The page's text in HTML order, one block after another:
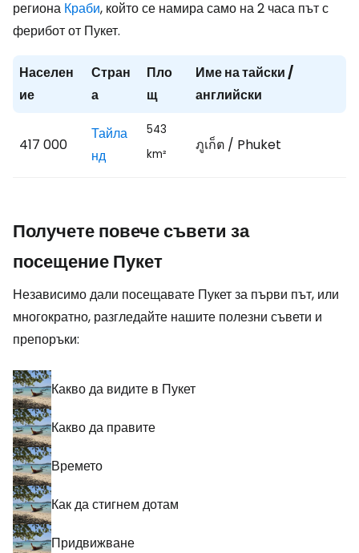
региона Краби, който се намира само на 2 часа път с
ферибот от Пукет.
Населен
ие
Стран
а
Пло
щ
Име на тайски /
английски
417 000
Тайла
нд
543
km²
ภูเก็ต / Phuket
Получете повече съвети за
посещение Пукет
Независимо дали посещавате Пукет за първи път, или
многократно, разгледайте нашите полезни съвети и
препоръки:
Какво да видите в Пукет
Какво да правите
Времето
Как да стигнем дотам
Придвижване